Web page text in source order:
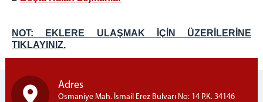
Personel İşlemleri Bürosu
UYAP & Sınav İşlemleri Bürosu
Yetkilendirme İşlemleri Bürosu
Cezaevi İşlemleri Bürosu
NOT: EKLERE ULAŞMAK İÇİN ÜZERİLERİNE
TIKLAYINIZ.
Adres
Osmaniye Mah. İsmail Erez Bulvarı No: 14 P.K. 34146